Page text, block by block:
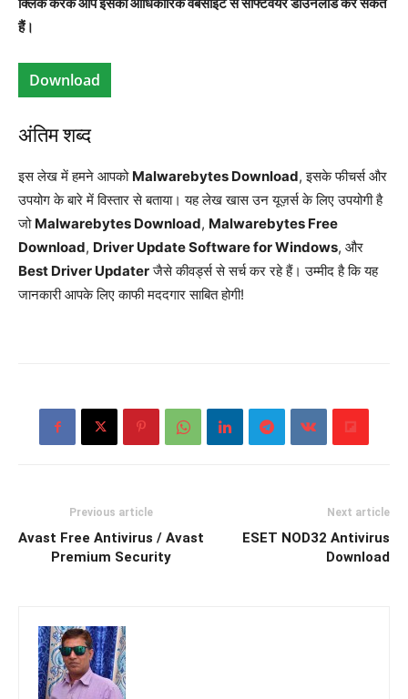
हैं।
Download
अंतिम शब्द
इस लेख में हमने आपको Malwarebytes Download, इसके फीचर्स और
उपयोग के बारे में विस्तार से बताया। यह लेख खास उन यूज़र्स के लिए उपयोगी है
जो Malwarebytes Download, Malwarebytes Free
Download, Driver Update Software for Windows, और
Best Driver Updaterजैसे कीवर्ड्स से सर्च कर रहे हैं। उम्मीद है कि यह
जानकारी आपके लिए काफी मददगार साबित होगी!
Previous article
Avast Free Antivirus / Avast
Premium Security
Next article
ESET NOD32 Antivirus
Download